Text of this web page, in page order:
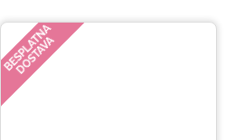
BESPLATNA
DOSTAVA